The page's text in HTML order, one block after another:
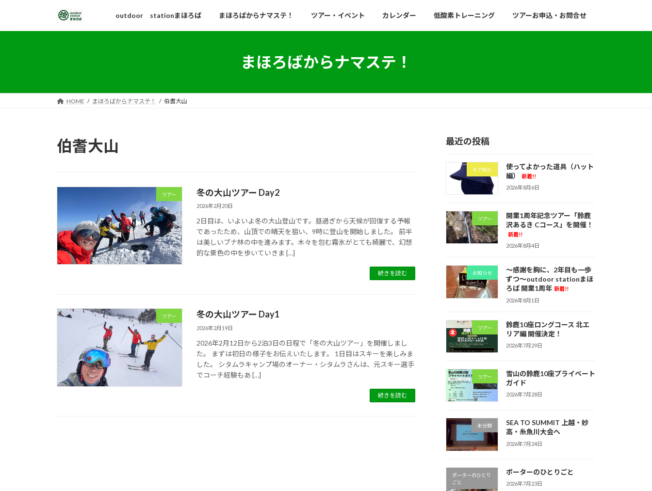
テ
ゲ
outdoor stationまほろば まほろばからナマステ！ ツアー・イベント カレンダー 低酸素トレーニング ツアーお申込・お問合せ
まほろばからナマステ！
HOME まほろばからナマステ！ 伯耆大山
伯耆大山
ツアー 冬の大山ツアー Day2
2026年2月20日
2日目は、いよいよ冬の大山登山です。昼過ぎから天候が回復する予報
であったため、山頂での晴天を狙い、9時に登山を開始しました。 前半
は美しいブナ林の中を進みます。木々を包む霧氷がとても綺麗で、幻想
的な景色の中を歩いていきま […]
続きを読む
ツアー 冬の大山ツアー Day1
2026年2月19日
2026年2月12日から2泊3日の日程で「冬の大山ツアー」を開催しまし
た。 まずは初日の様子をお伝えいたします。 1日目はスキーを楽しみま
した。 シタムラキャンプ場のオーナー・シタムラさんは、元スキー選手
でコーチ経験もあ […]
続きを読む
最近の投稿
ギア紹介
使ってよかった道具（ハット
編）
新着!!
2026年8月6日
ツアー
開業1周年記念ツアー「鈴鹿
沢あるき Cコース」を開催！
新着!!
2026年8月4日
お知らせ
～感謝を胸に、2年目も一歩
ずつ～outdoor stationまほ
ろば 開業1周年 新着!!
2026年8月1日
ツアー
鈴鹿10座ロングコース 北エ
リア編 開催決定！
2026年7月29日
ツアー
雪山の鈴鹿10座プライベート
ガイド
2026年7月28日
未分類
SEA TO SUMMIT 上越・妙
高・糸魚川大会へ
2026年7月24日
ポーターのひとり
ごと
ポーターのひとりごと
2026年7月23日